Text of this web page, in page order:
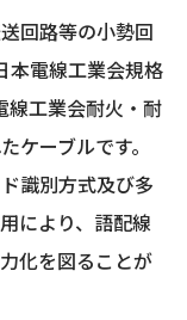
回路等の小勢回
本電線工業会規格
線工業会耐火・耐
ケーブルです。
識別方式及び多
により、語配線
化を図ることが